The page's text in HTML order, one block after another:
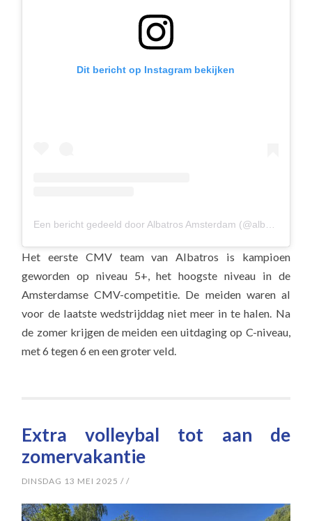
Dit bericht op Instagram bekijken
Een bericht gedeeld door Albatros Amsterdam (@albavolley)
Het eerste CMV team van Albatros is kampioen
geworden op niveau 5+, het hoogste niveau in de
Amsterdamse CMV-competitie. De meiden waren al
voor de laatste wedstrijddag niet meer in te halen. Na
de zomer krijgen de meiden een uitdaging op C-niveau,
met 6 tegen 6 en een groter veld.
Extra volleybal tot aan de
zomervakantie
DINSDAG 13 MEI 2025 //